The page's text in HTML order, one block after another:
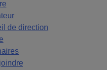
de direction